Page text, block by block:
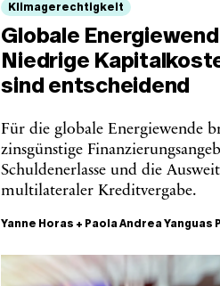
Klimagerechtigkeit
Globale
Niedrige
sind entscheidend
Für die globale Energiewende
zinsgünstige
Schuldenerlasse und die
multilateraler Kreditvergabe.
Yanne Horas + Paola Andrea Yanguas